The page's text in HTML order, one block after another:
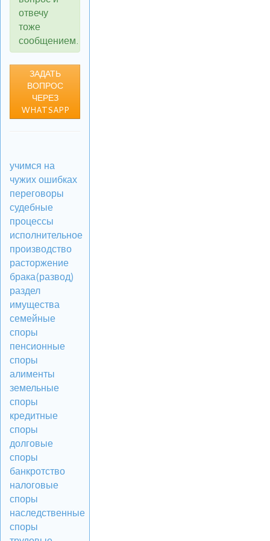
отвечу
тоже
сообщением.
ЗАДАТЬ
ВОПРОС
ЧЕРЕЗ
WHATSAPP
учимся на
чужих ошибках
переговоры
судебные
процессы
исполнительное
производство
расторжение
брака(развод)
раздел
имущества
семейные
споры
пенсионные
споры
алименты
земельные
споры
кредитные
споры
долговые
споры
банкротство
налоговые
споры
наследственные
споры